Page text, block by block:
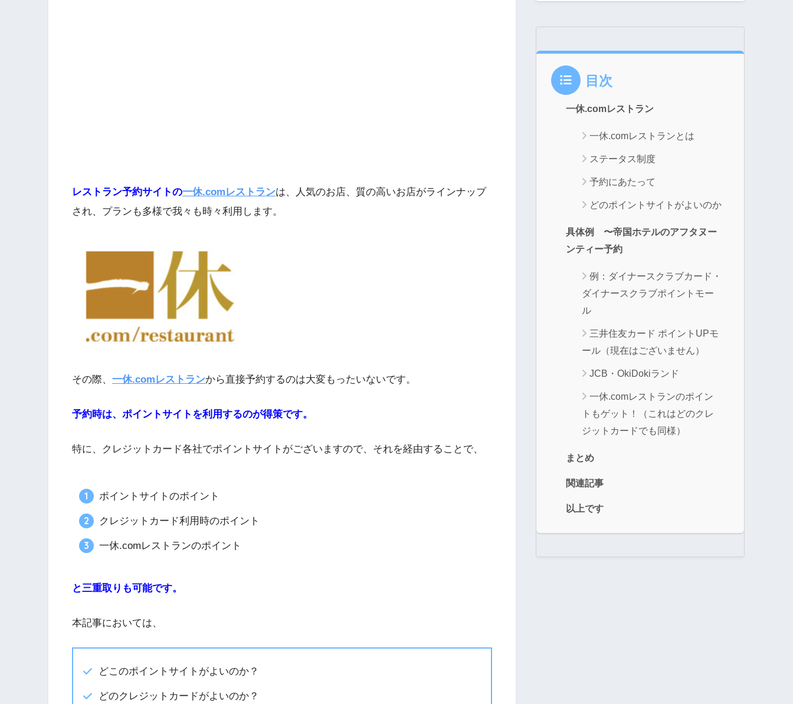
レストラン予約サイトの一休.comレストランは、人気のお店、質の高いお店がラインナップ
され、プランも多様で我々も時々利用します。
その際、 一休.comレストランから直接予約するのは大変もったいないです。
予約時は、ポイントサイトを利用するのが得策です。
特に、クレジットカード各社でポイントサイトがございますので、それを経由することで、
ポイントサイトのポイント
クレジットカード利用時のポイント
一休.comレストランのポイント
と三重取りも可能です。
本記事においては、
どこのポイントサイトがよいのか？
どのクレジットカードがよいのか？
目次
一休.comレストラン
一休.comレストランとは
ステータス制度
予約にあたって
どのポイントサイトがよいのか
具体例 〜帝国ホテルのアフタヌー
ンティー予約
例：ダイナースクラブカード・
ダイナースクラブポイントモー
ル
三井住友カード ポイントUPモ
ール（現在はございません）
JCB・OkiDokiランド
一休.comレストランのポイン
トもゲット！（これはどのクレ
ジットカードでも同様）
まとめ
関連記事
以上です